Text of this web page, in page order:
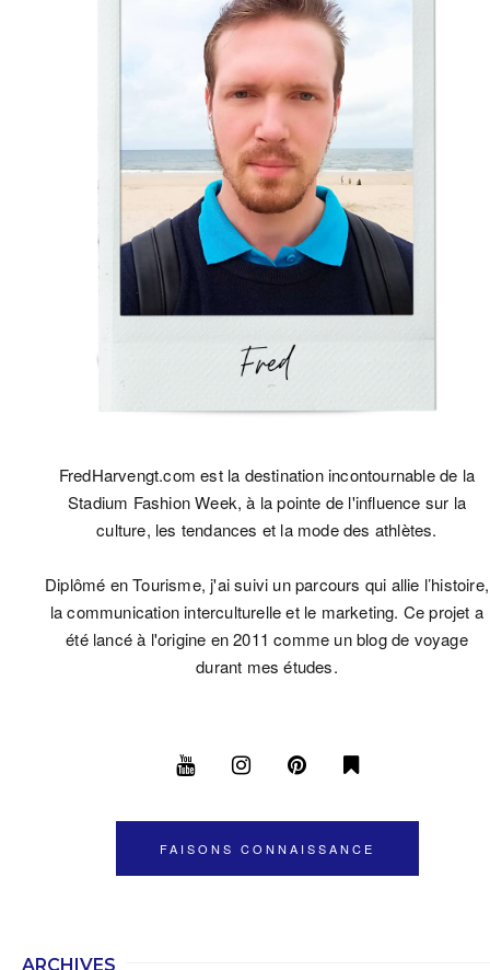
FredHarvengt.com est la destination incontournable de la
Stadium Fashion Week, à la pointe de l'influence sur la
culture, les tendances et la mode des athlètes.
Diplômé en Tourisme, j'ai suivi un parcours qui allie l’histoire,
la communication interculturelle et le marketing. Ce projet a
été lancé à l'origine en 2011 comme un blog de voyage
durant mes études.
FAISONS CONNAISSANCE
ARCHIVES